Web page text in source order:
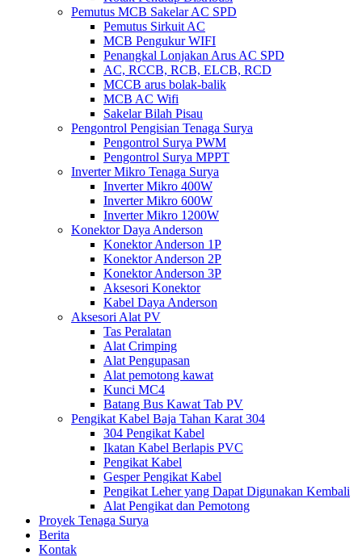
Pemutus MCB Sakelar AC SPD
Pemutus Sirkuit AC
MCB Pengukur WIFI
Penangkal Lonjakan Arus AC SPD
AC, RCCB, RCB, ELCB, RCD
MCCB arus bolak-balik
MCB AC Wifi
Sakelar Bilah Pisau
Pengontrol Pengisian Tenaga Surya
Pengontrol Surya PWM
Pengontrol Surya MPPT
Inverter Mikro Tenaga Surya
Inverter Mikro 400W
Inverter Mikro 600W
Inverter Mikro 1200W
Konektor Daya Anderson
Konektor Anderson 1P
Konektor Anderson 2P
Konektor Anderson 3P
Aksesori Konektor
Kabel Daya Anderson
Aksesori Alat PV
Tas Peralatan
Alat Crimping
Alat Pengupasan
Alat pemotong kawat
Kunci MC4
Batang Bus Kawat Tab PV
Pengikat Kabel Baja Tahan Karat 304
304 Pengikat Kabel
Ikatan Kabel Berlapis PVC
Pengikat Kabel
Gesper Pengikat Kabel
Pengikat Leher yang Dapat Digunakan Kembali
Alat Pengikat dan Pemotong
Proyek Tenaga Surya
Berita
Kontak